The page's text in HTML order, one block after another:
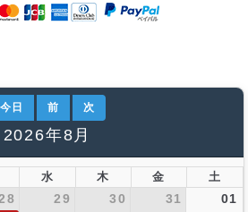
今日 前 次
2026年8月
水 木 金 土
29 30 31 01